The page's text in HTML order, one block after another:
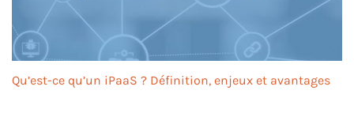
Qu’est-ce qu’un iPaaS ? Définition, enjeux et avantages